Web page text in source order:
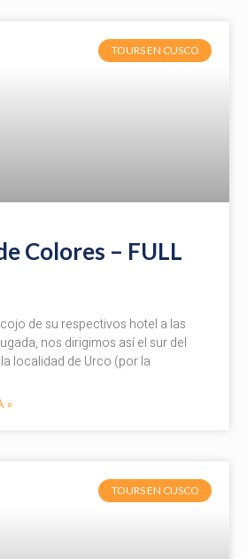
TOURS EN CUSCO
Colores – FULL
de su respectivos hotel a las
nos dirigimos así el sur del
localidad de Urco (por la
»
TOURS EN CUSCO